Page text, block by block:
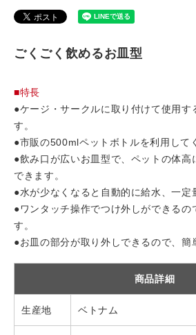
ごくごく飲めるお皿型
■特長
●ケージ・サークルに取り付けて使用す
す。
●市販の500mlペットボトルを利用して
●飲み口が広いお皿型で、ペットの体高
できます。
●水が少なくなると自動的に給水、一定
●ワンタッチ操作でつけ外しができるの
す。
●お皿の部分が取り外しできるので、簡
商品詳細
生産地 ベトナム